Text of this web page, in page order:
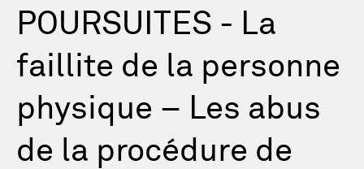
POURSUITES - La
faillite de la personne
physique – Les abus
de la procédure de